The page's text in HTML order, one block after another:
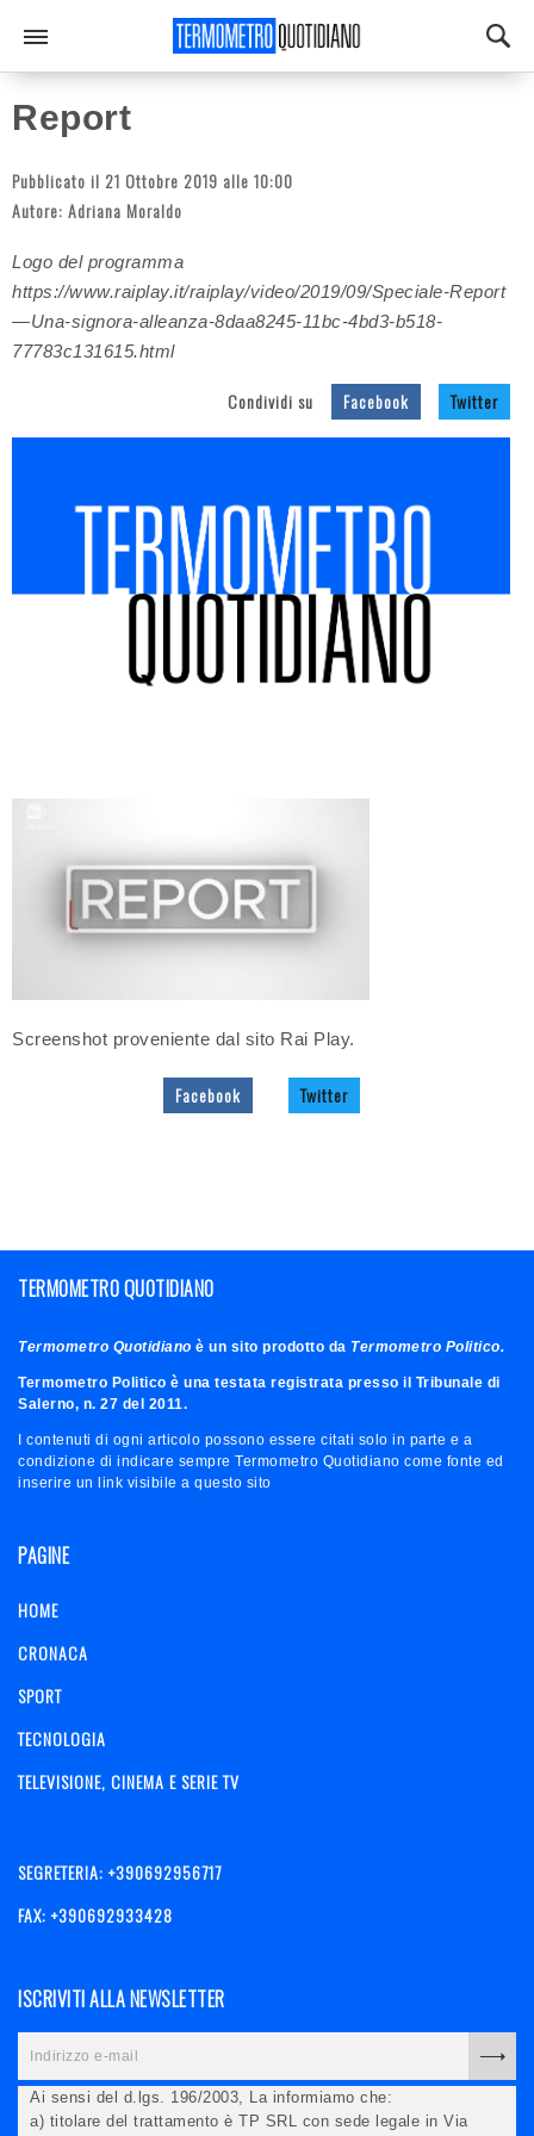
Report
Pubblicato il 21 Ottobre 2019 alle 10:00
Autore: Adriana Moraldo
Logo del programma
https://www.raiplay.it/raiplay/video/2019/09/Speciale-Report
—Una-signora-alleanza-8daa8245-11bc-4bd3-b518-
77783c131615.html
Condividi su Facebook Twitter
Screenshot proveniente dal sito Rai Play.
Facebook Twitter
TERMOMETRO QUOTIDIANO
Termometro Quotidiano è un sito prodotto da Termometro Politico.
Termometro Politico è una testata registrata presso il Tribunale di
Salerno, n. 27 del 2011.
I contenuti di ogni articolo possono essere citati solo in parte e a
condizione di indicare sempre Termometro Quotidiano come fonte ed
inserire un link visibile a questo sito
PAGINE
HOME
CRONACA
SPORT
TECNOLOGIA
TELEVISIONE, CINEMA E SERIE TV
SEGRETERIA: +390692956717
FAX: +390692933428
ISCRIVITI ALLA NEWSLETTER
Ai sensi del d.lgs. 196/2003, La informiamo che:
a) titolare del trattamento è TP SRL con sede legale in Via